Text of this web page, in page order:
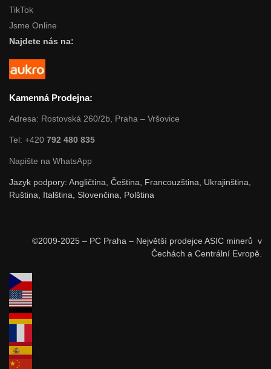
TikTok
Jsme Online
Najdete nás na:
Kamenná Prodejna:
Adresa: Rostovská 260/2b, Praha – Vršovice
Tel: +420 792 480 835
Napište na WhatsApp
Jazyk podpory: Angličtina, Čeština, Francouzština, Ukrajinština,
Ruština, Italština, Slovenčina, Polština
©2009-2025 – PC Praha – Největší prodejce ASIC minerů v
Čechách a Centrální Evropě.